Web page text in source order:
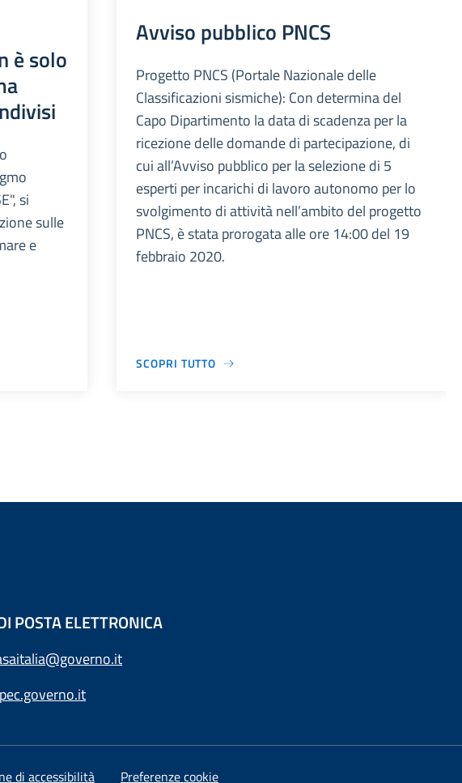
è solo
si
sulle
e
Avviso pubblico PNCS
Progetto PNCS (Portale Nazionale delle
Classificazioni sismiche): Con determina del
Capo Dipartimento la data di scadenza per la
ricezione delle domande di partecipazione, di
cui all’Avviso pubblico per la selezione di 5
esperti per incarichi di lavoro autonomo per lo
svolgimento di attività nell’ambito del progetto
PNCS, è stata prorogata alle ore 14:00 del 19
febbraio 2020.
SCOPRI TUTTO
POSTA ELETTRONICA
di accessibilità Preferenze cookie